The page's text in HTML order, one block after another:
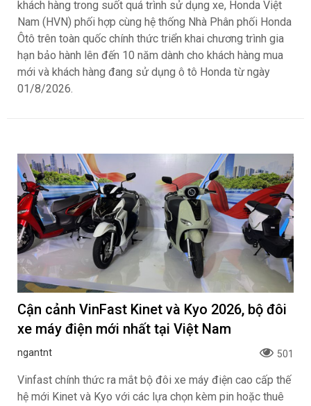
khách hàng trong suốt quá trình sử dụng xe, Honda Việt
Nam (HVN) phối hợp cùng hệ thống Nhà Phân phối Honda
Ôtô trên toàn quốc chính thức triển khai chương trình gia
hạn bảo hành lên đến 10 năm dành cho khách hàng mua
mới và khách hàng đang sử dụng ô tô Honda từ ngày
01/8/2026.
Cận cảnh VinFast Kinet và Kyo 2026, bộ đôi
xe máy điện mới nhất tại Việt Nam
ngantnt 501
Vinfast chính thức ra mắt bộ đôi xe máy điện cao cấp thế
hệ mới Kinet và Kyo với các lựa chọn kèm pin hoặc thuê